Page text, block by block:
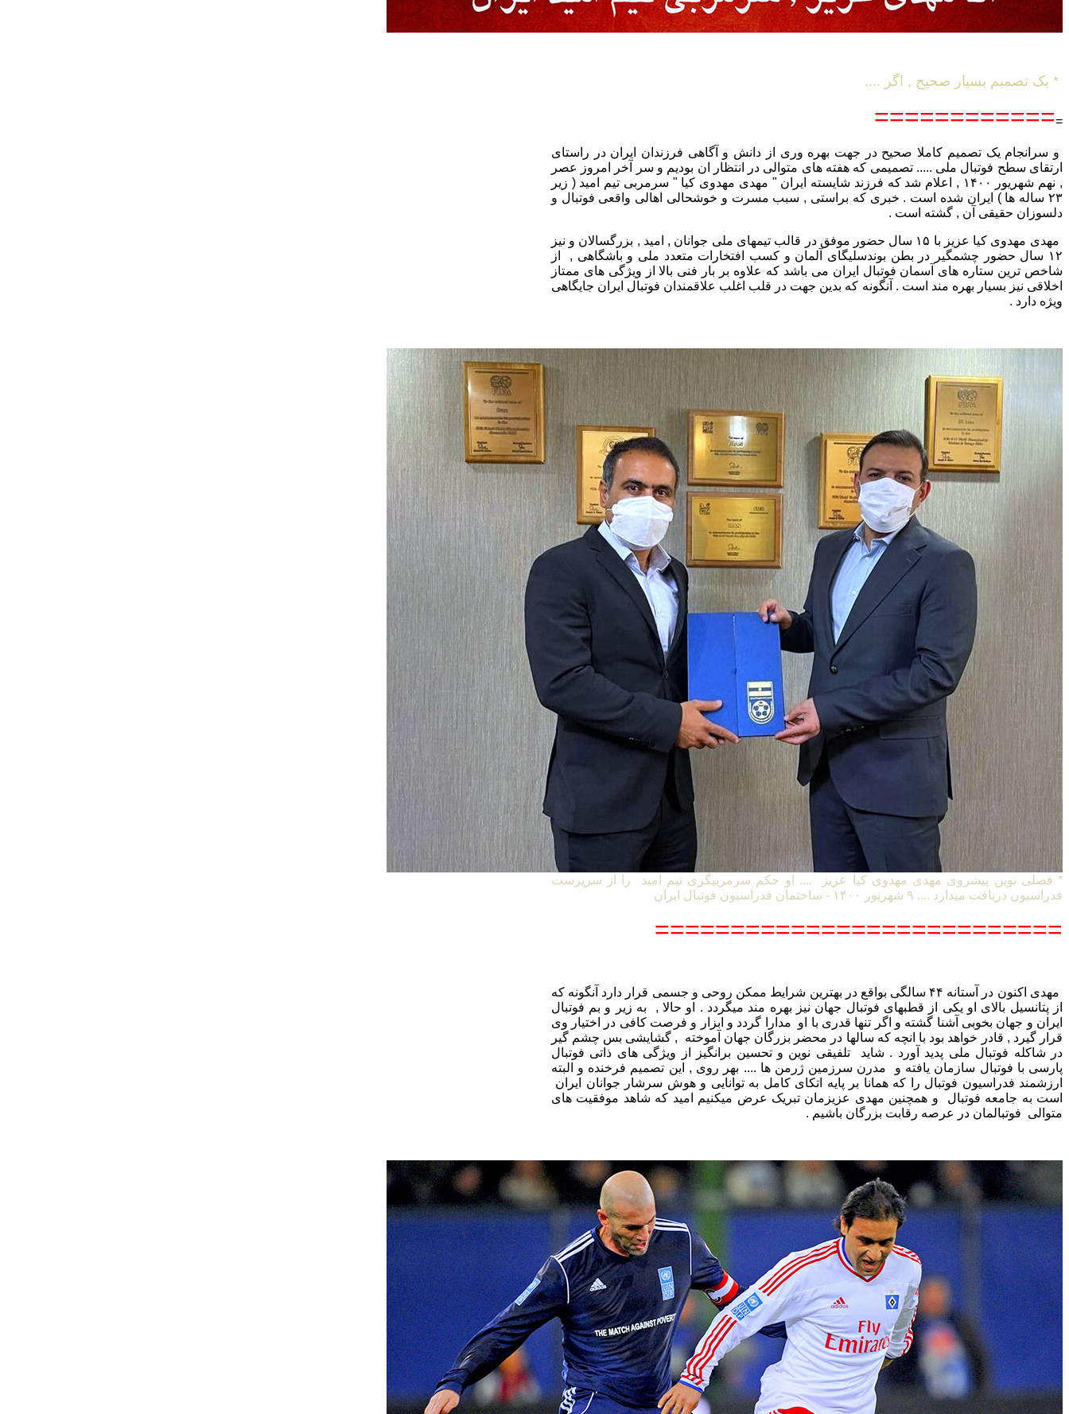
* یک تصمیم بسیار صحیح , اگر ....
=
============
و سرانجام یک تصمیم کاملا صحیح در جهت بهره وری از دانش و آگاهی فرزندان ایران در راستای
ارتقای سطح فوتبال ملی ..... تصمیمی که هفته های متوالی در انتظار ان بودیم و سر آخر امروز عصر
, نهم شهریور ۱۴۰۰ , اعلام شد که فرزند شایسته ایران " مهدی مهدوی کیا " سرمربی تیم امید ( زیر
۲۳ ساله ها ) ایران شده است . خبری که براستی , سبب مسرت و خوشحالی اهالی واقعی فوتبال و
دلسوزان حقیقی آن , گشته است .
مهدی مهدوی کیا عزیز با ۱۵ سال حضور موفق در قالب تیمهای ملی جوانان , امید , بزرگسالان و نیز
۱۲ سال حضور چشمگیر در بطن بوندسلیگای آلمان و کسب افتخارات متعدد ملی و باشگاهی , از
شاخص ترین ستاره های آسمان فوتبال ایران می باشد که علاوه بر بار فنی بالا از ویژگی های ممتاز
اخلاقی نیز بسیار بهره مند است . آنگونه که بدین جهت در قلب اغلب علاقمندان فوتبال ایران جایگاهی
ویژه دارد .
* فصلی نوین پیشروی مهدی مهدوی کیا عزیز .... او حکم سرمربیگری تیم امید را از سرپرست
فدراسیون دریافت میدارد .... ۹ شهریور ۱۴۰۰ - ساختمان فدراسیون فوتبال ایران
===========================
مهدی اکنون در آستانه ۴۴ سالگی بواقع در بهترین شرایط ممکن روحی و جسمی قرار دارد آنگونه که
از پتانسیل بالای او یکی از قطبهای فوتبال جهان نیز بهره مند میگردد . او حالا , به زیر و بم فوتبال
ایران و جهان بخوبی آشنا گشته و اگر تنها قدری با او مدارا گردد و ابزار و فرصت کافی در اختیار وی
قرار گیرد , قادر خواهد بود با انچه که سالها در محضر بزرگان جهان آموخته , گشایشی بس چشم گیر
در شاکله فوتبال ملی پدید آورد . شاید تلفیقی نوین و تحسین برانگیز از ویژگی های ذاتی فوتبال
پارسی با فوتبال سازمان یافته و مدرن سرزمین ژرمن ها .... بهر روی , این تصمیم فرخنده و البته
ارزشمند فدراسیون فوتبال را که همانا بر پایه اتکای کامل به توانایی و هوش سرشار جوانان ایران
است به جامعه فوتبال و همچنین مهدی عزیزمان تبریک عرض میکنیم امید که شاهد موفقیت های
متوالی فوتبالمان در عرصه رقابت بزرگان باشیم .